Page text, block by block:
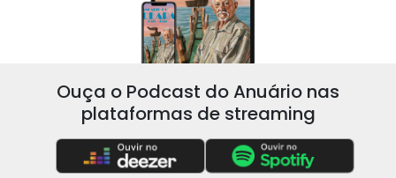
Ouça o Podcast do Anuário nas
plataformas de streaming